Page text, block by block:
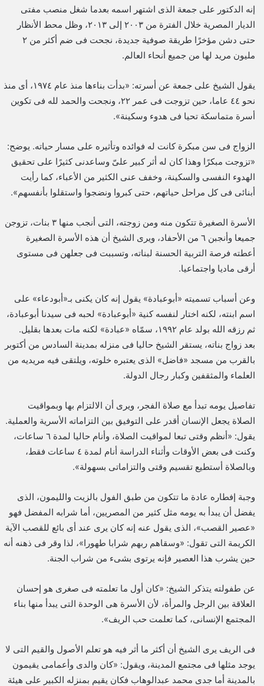
إنه الدكتور على جمعة الذى اشتهر اسمه بعدما شغل منصب مفتى
الديار المصرية خلال الفترة من ٢٠٠٣ إلى ٢٠١٣، وظل محط الأنظار
حتى دشن مؤخرًا طريقة صوفية جديدة، نجحت فى ضم أكثر من ٢
مليون مريد لها من جميع أنحاء العالم.
يقول الشيخ على جمعة عن أسرته: «بدأت بناءها منذ عام ١٩٧٤، أى منذ
نحو ٤٤ عاما، حين تزوجت فى عمر ٢٢، ونجحت والحمد لله فى تكوين
أسرة متماسكة تحيا فى هدوء وسكينة».
الزواج فى سن مبكرة كانت له فوائده وتأثيره على مسار حياته. يوضح:
«تزوجت مبكرًا وهذا كان له أثر كبير علىّ وساعدنى كثيرًا على تحقيق
الهدوء النفسى والسكينة، وخفف عنى الكثير من الأعباء، كما رأيت
أبنائى فى كل مراحل حياتهم، حتى كبروا ونضجوا واستقلوا بأنفسهم».
الأسرة الصغيرة تتكون منه ومن زوجته، التى أنجب منها ٣ بنات، تزوجن
جميعا وأنجبن ٦ من الأحفاد، ويرى الشيخ أن هذه الأسرة الصغيرة
أعطته فرصة التربية الحسنة لبناته، وتسببت فى جعلهن فى مستوى
أرقى ماديا واجتماعيا.
وعن أسباب تسميته «أبوعبادة» يقول إنه كان يكنى بـ«أبودعاء» على
اسم ابنته، لكنه اختار لنفسه كنية «أبوعبادة» لحبه فى سيدنا أبوعبادة،
ثم رزقه الله بولد عام ١٩٩٢، سمّاه «عبادة» لكنه مات بعدها بقليل.
بعد زواج بناته، يستقر الشيخ حاليا فى منزله بمدينة السادس من أكتوبر
بالقرب من مسجد «فاضل» الذى يعتبره خلوته، ويلتقى فيه مريديه من
العلماء والمثقفين وكبار رجال الدولة.
تفاصيل يومه تبدأ مع صلاة الفجر، ويرى أن الالتزام بها وبمواقيت
الصلاة يجعل الإنسان أقدر على التوفيق بين التزاماته الأسرية والعملية.
يقول: «أنظم وقتى تبعا لمواقيت الصلاة، وأنام حاليا لمدة ٦ ساعات،
وكنت فى بعض الأوقات وأثناء الدراسة أنام لمدة ٤ ساعات فقط،
وبالصلاة أستطيع تقسيم وقتى والتزاماتى بسهولة».
وجبة إفطاره عادة ما تتكون من طبق الفول بالزيت والليمون، الذى
يفضل أن يبدأ به يومه مثل كثير من المصريين، أما شرابه المفضل فهو
«عصير القصب»، الذى يقول عنه إنه كان يرى عند أى بائع للقصب الآية
الكريمة التى تقول: «وسقاهم ربهم شرابا طهورا»، لذا وقر فى ذهنه أنه
حين يشرب هذا العصير فإنه يرتوى بشىء من شراب الجنة.
عن طفولته يتذكر الشيخ: «كان أول ما تعلمته فى صغرى هو إحسان
العلاقة بين الرجل والمرأة، لأن الأسرة هى الوحدة التى يبدأ منها بناء
المجتمع الإنسانى، كما تعلمت حب الريف».
فى الريف يرى الشيخ أن أكثر ما أثر فيه هو تعلم الأصول والقيم التى لا
يوجد مثلها فى مجتمع المدينة، ويقول: «كان والدى وأعمامى يقيمون
بالمدينة أما جدى محمد عبدالوهاب فكان يقيم بمنزله الكبير على هيئة